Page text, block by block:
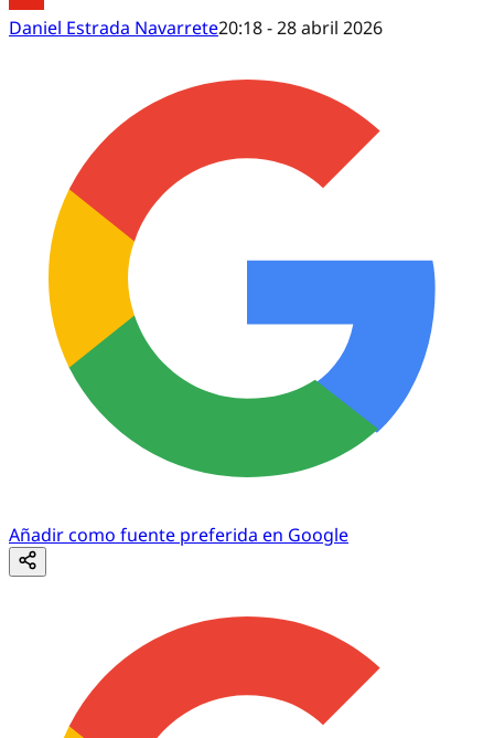
Daniel Estrada Navarrete20:18 - 28 abril 2026
Añadir como fuente preferida en Google